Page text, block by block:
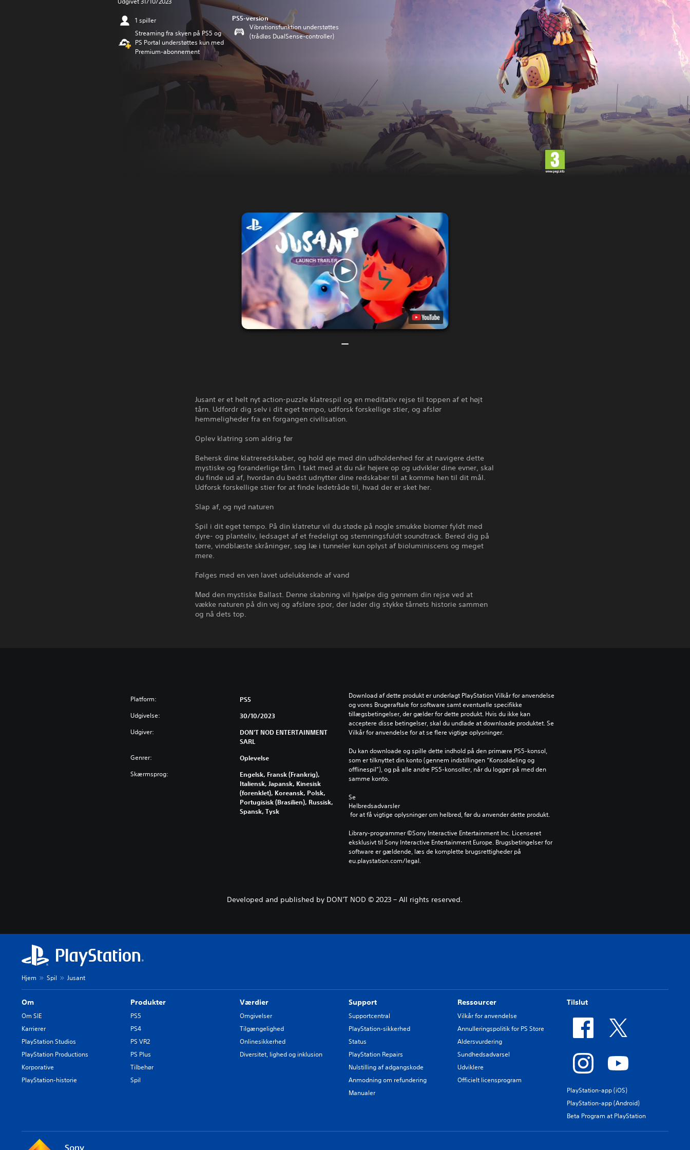
1 spiller
Streaming fra skyen på PS5 og
PS Portal understøttes kun med
Premium-abonnement
PS5-version
Vibrationsfunktion understøttes
(trådløs DualSense-controller)
Jusant er et helt nyt action-puzzle klatrespil og en meditativ rejse til toppen af et højt
tårn. Udfordr dig selv i dit eget tempo, udforsk forskellige stier, og afslør
hemmeligheder fra en forgangen civilisation.
Oplev klatring som aldrig før
Behersk dine klatreredskaber, og hold øje med din udholdenhed for at navigere dette
mystiske og foranderlige tårn. I takt med at du når højere op og udvikler dine evner, skal
du finde ud af, hvordan du bedst udnytter dine redskaber til at komme hen til dit mål.
Udforsk forskellige stier for at finde ledetråde til, hvad der er sket her.
Slap af, og nyd naturen
Spil i dit eget tempo. På din klatretur vil du støde på nogle smukke biomer fyldt med
dyre- og planteliv, ledsaget af et fredeligt og stemningsfuldt soundtrack. Bered dig på
tørre, vindblæste skråninger, søg læ i tunneler kun oplyst af bioluminiscens og meget
mere.
Følges med en ven lavet udelukkende af vand
Mød den mystiske Ballast. Denne skabning vil hjælpe dig gennem din rejse ved at
vække naturen på din vej og afsløre spor, der lader dig stykke tårnets historie sammen
og nå dets top.
Platform: PS5
Udgivelse: 30/10/2023
Udgiver:
DON'T NOD ENTERTAINMENT
SARL
Genrer: Oplevelse
Skærmsprog:
Engelsk, Fransk (Frankrig),
Italiensk, Japansk, Kinesisk
(forenklet), Koreansk, Polsk,
Portugisisk (Brasilien), Russisk,
Spansk, Tysk
Download af dette produkt er underlagt PlayStation Vilkår for anvendelse
og vores Brugeraftale for software samt eventuelle specifikke
tillægsbetingelser, der gælder for dette produkt. Hvis du ikke kan
acceptere disse betingelser, skal du undlade at downloade produktet. Se
Vilkår for anvendelse for at se flere vigtige oplysninger.
Du kan downloade og spille dette indhold på den primære PS5-konsol,
som er tilknyttet din konto (gennem indstillingen “Konsoldeling og
offlinespil”), og på alle andre PS5-konsoller, når du logger på med den
samme konto.
Se
Helbredsadvarsler
for at få vigtige oplysninger om helbred, før du anvender dette produkt.
Library-programmer ©Sony Interactive Entertainment Inc. Licenseret
eksklusivt til Sony Interactive Entertainment Europe. Brugsbetingelser for
software er gældende, læs de komplette brugsrettigheder på
eu.playstation.com/legal.
Developed and published by DON'T NOD © 2023 – All rights reserved.
Hjem Spil Jusant
Om
Om SIE
Karrierer
PlayStation Studios
PlayStation Productions
Korporative
PlayStation-historie
Produkter
PS5
PS4
PS VR2
PS Plus
Tilbehør
Spil
Værdier
Omgivelser
Tilgængelighed
Onlinesikkerhed
Diversitet, lighed og inklusion
Support
Supportcentral
PlayStation-sikkerhed
Status
PlayStation Repairs
Nulstilling af adgangskode
Anmodning om refundering
Manualer
Ressourcer
Vilkår for anvendelse
Annulleringspolitik for PS Store
Aldersvurdering
Sundhedsadvarsel
Udviklere
Officielt licensprogram
Tilslut
PlayStation-app (iOS)
PlayStation-app (Android)
Beta Program at PlayStation